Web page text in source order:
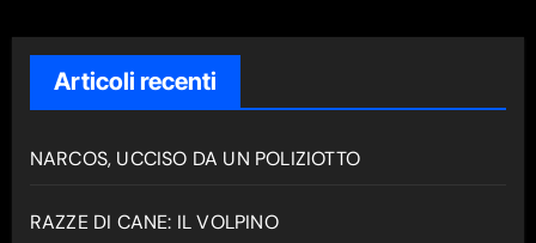
articoli
Articoli recenti
NARCOS, UCCISO DA UN POLIZIOTTO
RAZZE DI CANE: IL VOLPINO